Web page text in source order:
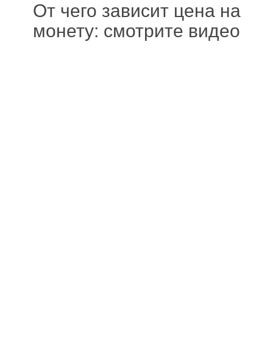
От чего зависит цена на
монету: смотрите видео